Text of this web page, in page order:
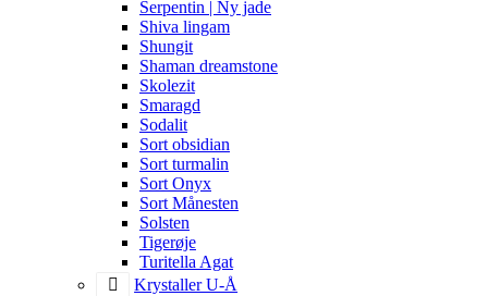
Serpentin | Ny jade
Shiva lingam
Shungit
Shaman dreamstone
Skolezit
Smaragd
Sodalit
Sort obsidian
Sort turmalin
Sort Onyx
Sort Månesten
Solsten
Tigerøje
Turitella Agat
Krystaller U-Å